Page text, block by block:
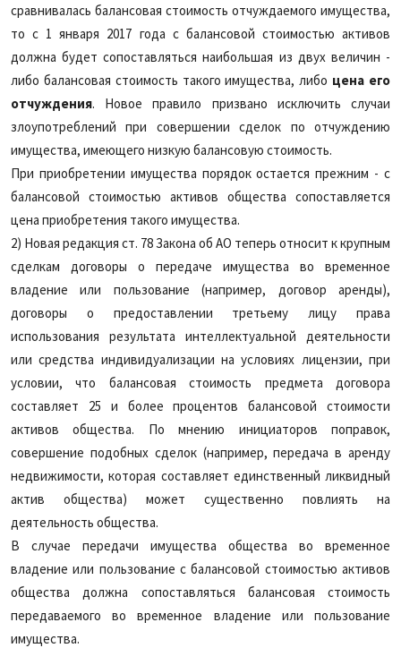
сравнивалась балансовая стоимость отчуждаемого имущества,
то с 1 января 2017 года с балансовой стоимостью активов
должна будет сопоставляться наибольшая из двух величин -
либо балансовая стоимость такого имущества, либо цена его
отчуждения. Новое правило призвано исключить случаи
злоупотреблений при совершении сделок по отчуждению
имущества, имеющего низкую балансовую стоимость.
При приобретении имущества порядок остается прежним - с
балансовой стоимостью активов общества сопоставляется
цена приобретения такого имущества.
2) Новая редакция ст. 78 Закона об АО теперь относит к крупным
сделкам договоры о передаче имущества во временное
владение или пользование (например, договор аренды),
договоры о предоставлении третьему лицу права
использования результата интеллектуальной деятельности
или средства индивидуализации на условиях лицензии, при
условии, что балансовая стоимость предмета договора
составляет 25 и более процентов балансовой стоимости
активов общества. По мнению инициаторов поправок,
совершение подобных сделок (например, передача в аренду
недвижимости, которая составляет единственный ликвидный
актив общества) может существенно повлиять на
деятельность общества.
В случае передачи имущества общества во временное
владение или пользование с балансовой стоимостью активов
общества должна сопоставляться балансовая стоимость
передаваемого во временное владение или пользование
имущества.